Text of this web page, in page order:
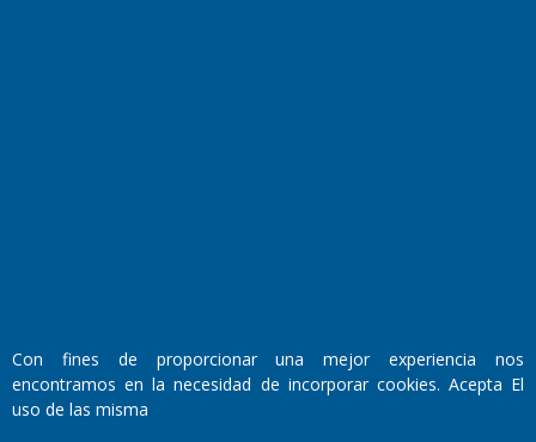
Director Periodístico:
Walter René Goñi
Con fines de proporcionar una mejor experiencia nos
encontramos en la necesidad de incorporar cookies. Acepta El
uso de las misma